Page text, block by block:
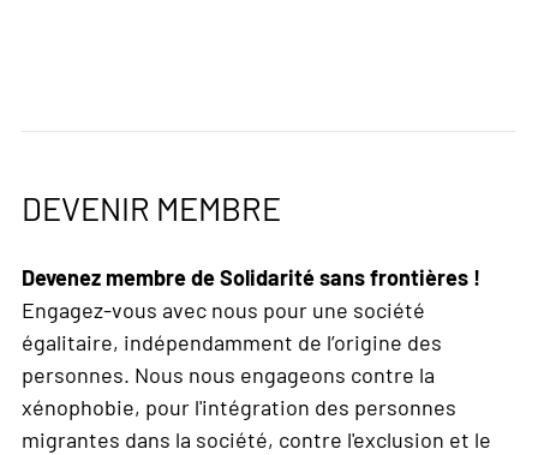
DEVENIR MEMBRE
Devenez membre de Solidarité sans frontières !
Engagez-vous avec nous pour une société
égalitaire, indépendamment de l’origine des
personnes. Nous nous engageons contre la
xénophobie, pour l'intégration des personnes
migrantes dans la société, contre l'exclusion et le